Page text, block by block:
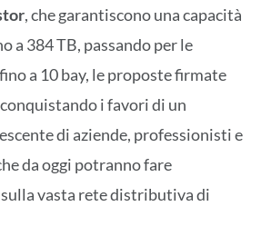
, che garantiscono una capacità
a 384 TB, passando per le
a 10 bay, le proposte firmate
i favori di un
di aziende, professionisti e
da oggi potranno fare
vasta rete distributiva di